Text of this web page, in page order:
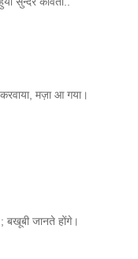
मज़ा आ गया।
; बखूबी जानते होंगे।